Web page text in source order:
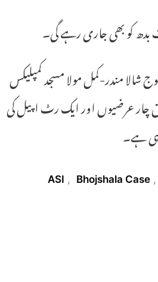
کو بھی جاری رہے گی۔
سے بھوج شالا مندر-کمل مولا مسجد کمپلیکس
چار عرضیوں اور ایک رٹ اپیل کی
ہے۔
ASI , Bhojshala Case ,